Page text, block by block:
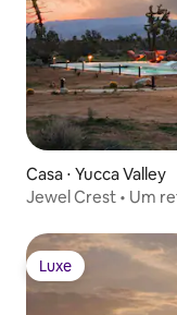
Casa ⋅ Yucca Valley
Jewel Crest • Um
Luxe
Luxe